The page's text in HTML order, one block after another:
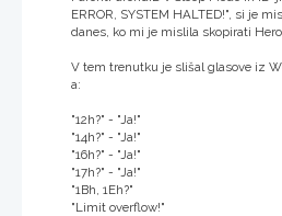
ERROR, SYSTEM HALTED!", si je
danes, ko mi je mislila skopirati
V tem trenutku je slišal glasove iz
a:
"12h?" - "Ja!"
"14h?" - "Ja!"
"16h?" - "Ja!"
"17h?" - "Ja!"
"1Bh, 1Eh?"
"Limit overflow!"